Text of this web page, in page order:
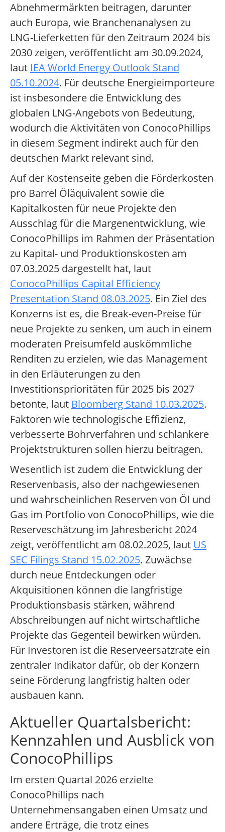
Abnehmermärkten beitragen, darunter
auch Europa, wie Branchenanalysen zu
LNG-Lieferketten für den Zeitraum 2024 bis
2030 zeigen, veröffentlicht am 30.09.2024,
laut IEA World Energy Outlook Stand
05.10.2024. Für deutsche Energieimporteure
ist insbesondere die Entwicklung des
globalen LNG-Angebots von Bedeutung,
wodurch die Aktivitäten von ConocoPhillips
in diesem Segment indirekt auch für den
deutschen Markt relevant sind.
Auf der Kostenseite geben die Förderkosten
pro Barrel Öläquivalent sowie die
Kapitalkosten für neue Projekte den
Ausschlag für die Margenentwicklung, wie
ConocoPhillips im Rahmen der Präsentation
zu Kapital- und Produktionskosten am
07.03.2025 dargestellt hat, laut
ConocoPhillips Capital Efficiency
Presentation Stand 08.03.2025. Ein Ziel des
Konzerns ist es, die Break-even-Preise für
neue Projekte zu senken, um auch in einem
moderaten Preisumfeld auskömmliche
Renditen zu erzielen, wie das Management
in den Erläuterungen zu den
Investitionsprioritäten für 2025 bis 2027
betonte, laut Bloomberg Stand 10.03.2025.
Faktoren wie technologische Effizienz,
verbesserte Bohrverfahren und schlankere
Projektstrukturen sollen hierzu beitragen.
Wesentlich ist zudem die Entwicklung der
Reservenbasis, also der nachgewiesenen
und wahrscheinlichen Reserven von Öl und
Gas im Portfolio von ConocoPhillips, wie die
Reserveschätzung im Jahresbericht 2024
zeigt, veröffentlicht am 08.02.2025, laut US
SEC Filings Stand 15.02.2025. Zuwächse
durch neue Entdeckungen oder
Akquisitionen können die langfristige
Produktionsbasis stärken, während
Abschreibungen auf nicht wirtschaftliche
Projekte das Gegenteil bewirken würden.
Für Investoren ist die Reserveersatzrate ein
zentraler Indikator dafür, ob der Konzern
seine Förderung langfristig halten oder
ausbauen kann.
Aktueller Quartalsbericht:
Kennzahlen und Ausblick von
ConocoPhillips
Im ersten Quartal 2026 erzielte
ConocoPhillips nach
Unternehmensangaben einen Umsatz und
andere Erträge, die trotz eines